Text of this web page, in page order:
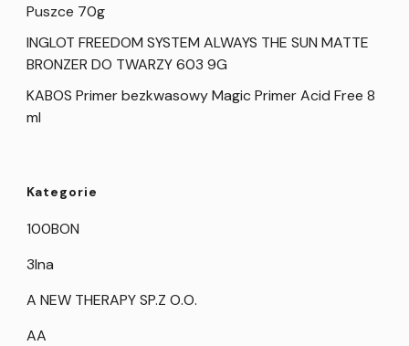
Puszce 70g
INGLOT FREEDOM SYSTEM ALWAYS THE SUN MATTE
BRONZER DO TWARZY 603 9G
KABOS Primer bezkwasowy Magic Primer Acid Free 8
ml
Kategorie
100BON
3Ina
A NEW THERAPY SP.Z O.O.
AA